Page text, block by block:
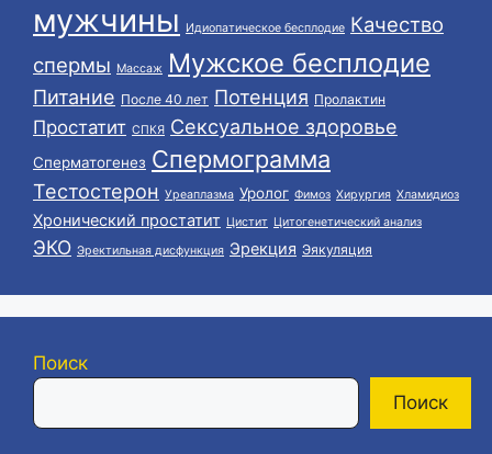
мужчины
Идиопатическое бесплодие Качество
спермы Массаж Мужское бесплодие
Питание После 40 лет Потенция Пролактин
Простатит СПКЯ Сексуальное здоровье
Сперматогенез Спермограмма
Тестостерон Уреаплазма Уролог Фимоз Хирургия Хламидиоз
Хронический простатит Цистит Цитогенетический анализ
ЭКО Эректильная дисфункция Эрекция Эякуляция
Поиск
Поиск